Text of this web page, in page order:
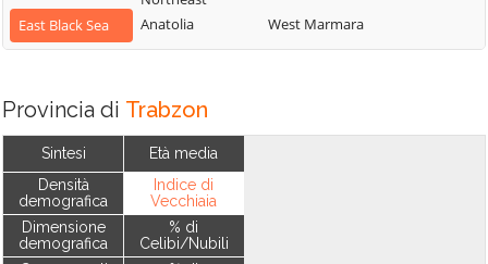
East Black Sea
Anatolia
West Marmara
Provincia di Trabzon
Sintesi
Densità
demografica
Dimensione
demografica
Età media
Indice di
Vecchiaia
% di
Celibi/Nubili